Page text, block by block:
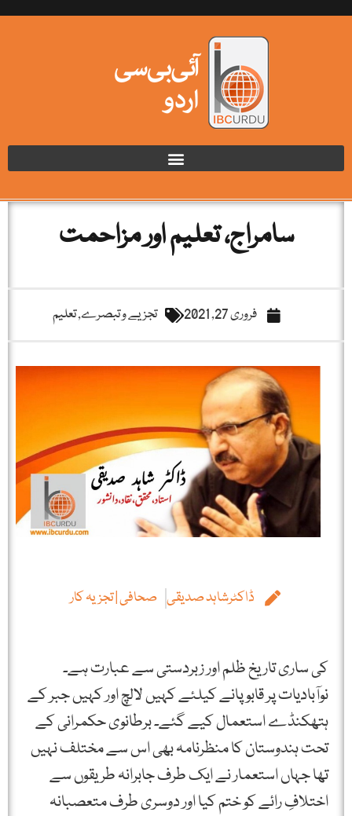
سامراج، تعلیم اور مزاحمت
فروری 27, 2021 تجزیے و تبصرے,تعلیم
ڈاکٹرشاہد صدیقی صحافی | تجزیہ کار
کی ساری تاریخ ظلم اور زبردستی سے عبارت ہے۔
نوآبادیات پر قابو پانے کیلئے کہیں لالچ اور کہیں جبر کے
ہتھکنڈے استعمال کیے گئے۔ برطانوی حکمرانی کے
تحت ہندوستان کا منظرنامہ بھی اس سے مختلف نہیں
تھا جہاں استعمار نے ایک طرف جابرانہ طریقوں سے
اختلافِ رائے کو ختم کیا اور دوسری طرف متعصبانہ